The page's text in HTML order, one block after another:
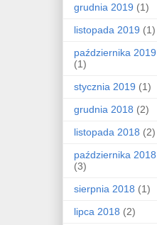
grudnia 2019 (1)
listopada 2019 (1)
października 2019
(1)
stycznia 2019 (1)
grudnia 2018 (2)
listopada 2018 (2)
października 2018
(3)
sierpnia 2018 (1)
lipca 2018 (2)